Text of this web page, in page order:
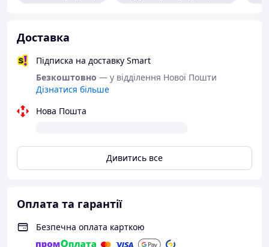
Доставка
Підписка на доставку Smart
Безкоштовно — у відділення Нової Пошти
Дізнатися більше
Нова Пошта
Дивитись все
Оплата та гарантії
Безпечна оплата карткою